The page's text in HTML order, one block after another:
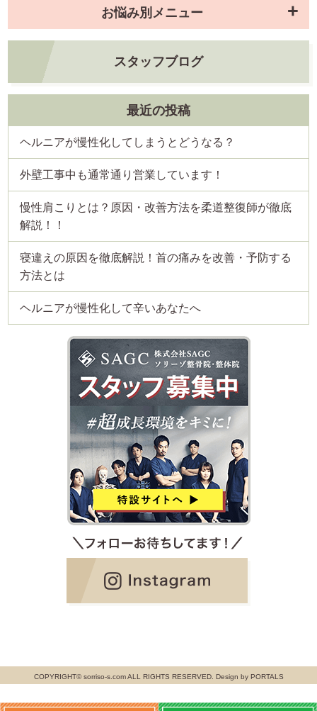
お悩み別メニュー
スタッフブログ
最近の投稿
ヘルニアが慢性化してしまうとどうなる？
外壁工事中も通常通り営業しています！
慢性肩こりとは？原因・改善方法を柔道整復師が徹底
解説！！
寝違えの原因を徹底解説！首の痛みを改善・予防する
方法とは
ヘルニアが慢性化して辛いあなたへ
COPYRIGHT© sorriso-s.com ALL RIGHTS RESERVED. Design by PORTALS